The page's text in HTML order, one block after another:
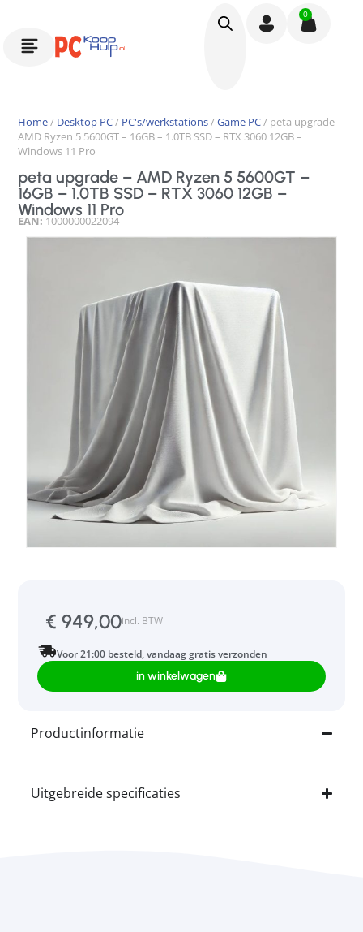
0
Home/ Desktop PC/ PC's/werkstations/Game PC/ peta upgrade –
AMD Ryzen 5 5600GT – 16GB – 1.0TB SSD – RTX 3060 12GB –
Windows 11 Pro
peta upgrade – AMD Ryzen 5 5600GT –
16GB – 1.0TB SSD – RTX 3060 12GB –
Windows 11 Pro
EAN: 1000000022094
€ 949,00incl. BTW
Voor 21:00 besteld, vandaag gratis verzonden
in winkelwagen
Productinformatie
Uitgebreide specificaties